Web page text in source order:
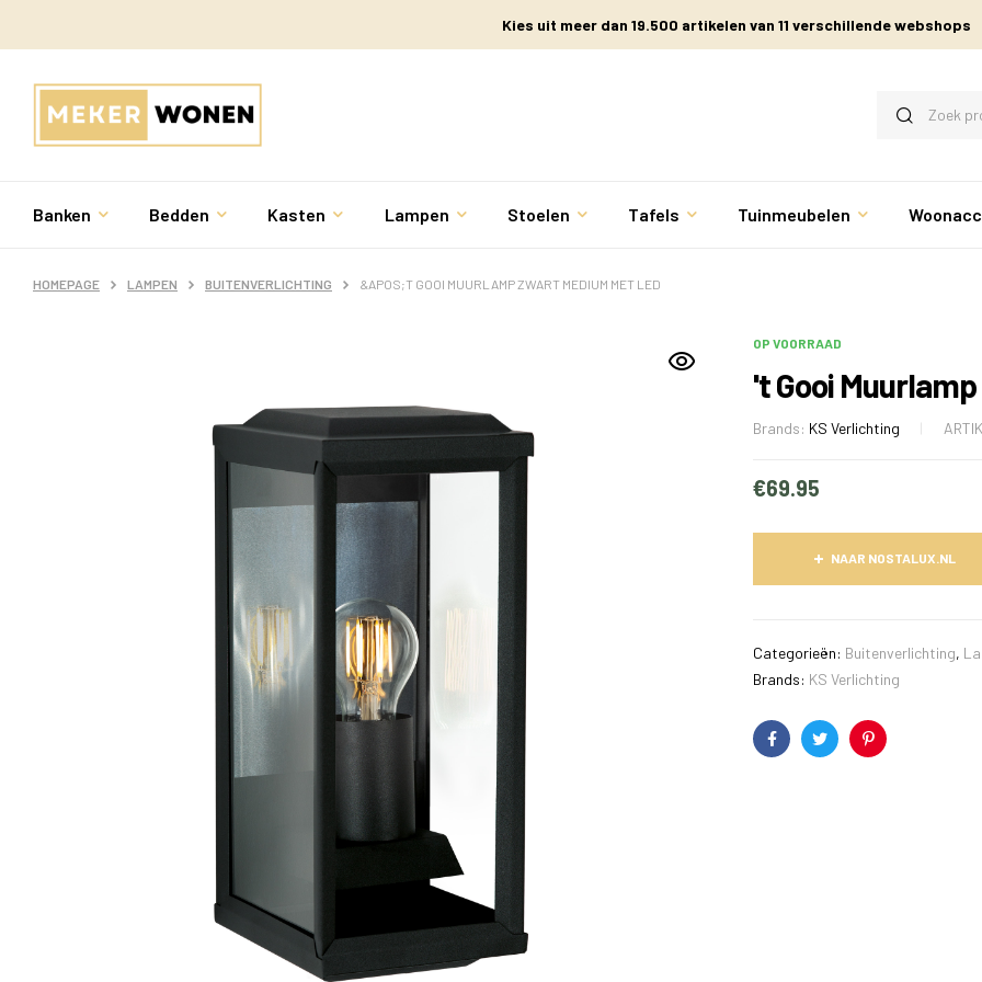
Kies uit meer dan 19.500 artikelen van 11 verschillende webshops
Banken Bedden Kasten Lampen Stoelen Tafels Tuinmeubelen
HOMEPAGE LAMPEN BUITENVERLICHTING &APOS;T GOOI MUURLAMP ZWART MEDIUM MET LED
OP VOORRAAD
't Gooi
Brands: KS Verlichting
€69.95
NAAR NOSTALUX.NL
Categorieën: Buitenverlichting,
Brands: KS Verlichting
FacebookTwitterPinterest